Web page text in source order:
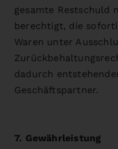
gesamte Restschuld
berechtigt, die
Waren unter
dadurch
Geschäftspartner.
7. Gewährleistung